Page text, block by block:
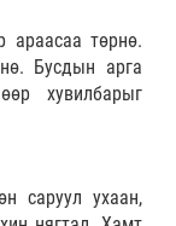
араасаа төрнө.
Бусдын арга
хувилбарыг
саруул ухаан,